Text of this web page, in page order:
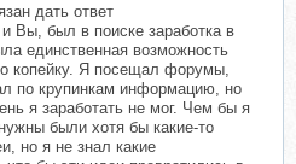
дать ответ
Вы, был в поиске заработка в
единственная возможность
копейку. Я посещал форумы,
по крупинкам информацию, но
я заработать не мог. Чем бы я
были хотя бы какие-то
но я не знал какие